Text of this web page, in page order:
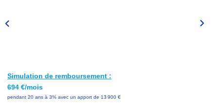
CONTACT
Simulation de remboursement :
694 €/mois
pendant 20 ans à 3% avec un apport de 13 900 €